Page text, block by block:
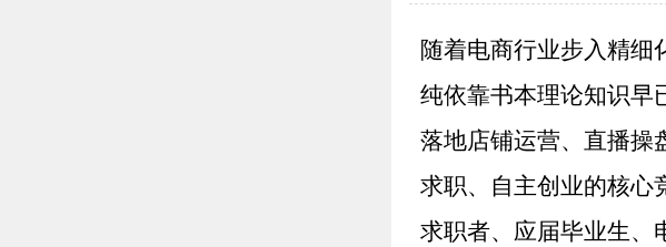
随着电商行业步入精细
纯依靠书本理论知识早
落地店铺运营、直播操
求职、自主创业的核心
求职者、应届毕业生、